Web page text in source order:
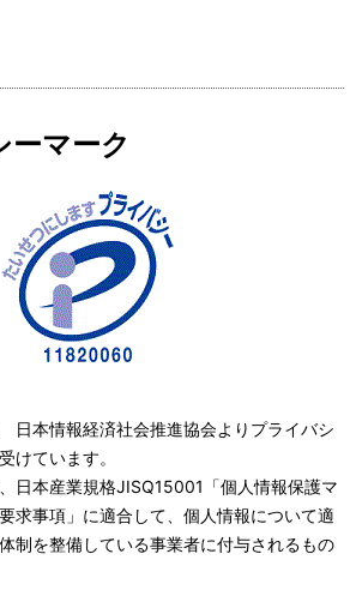
ーマーク
日本情報経済社会推進協会よりプライバシ
けています。
日本産業規格JISQ15001「個人情報保護マ
求事項」に適合して、個人情報について適
制を整備している事業者に付与されるもの